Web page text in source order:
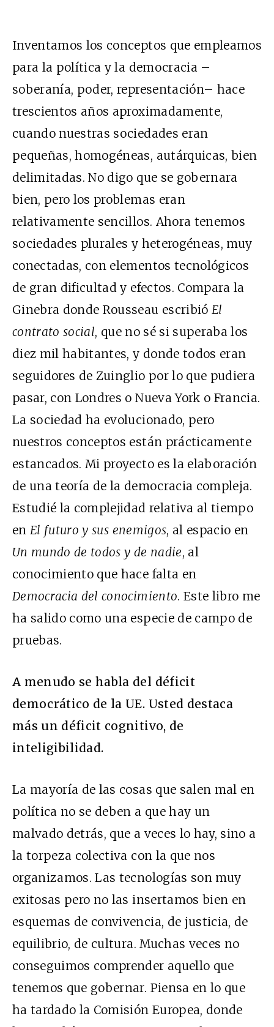
Inventamos los conceptos que empleamos
para la política y la democracia –
soberanía, poder, representación– hace
trescientos años aproximadamente,
cuando nuestras sociedades eran
pequeñas, homogéneas, autárquicas, bien
delimitadas. No digo que se gobernara
bien, pero los problemas eran
relativamente sencillos. Ahora tenemos
sociedades plurales y heterogéneas, muy
conectadas, con elementos tecnológicos
de gran dificultad y efectos. Compara la
Ginebra donde Rousseau escribió El
contrato social, que no sé si superaba los
diez mil habitantes, y donde todos eran
seguidores de Zuinglio por lo que pudiera
pasar, con Londres o Nueva York o Francia.
La sociedad ha evolucionado, pero
nuestros conceptos están prácticamente
estancados. Mi proyecto es la elaboración
de una teoría de la democracia compleja.
Estudié la complejidad relativa al tiempo
enEl futuro y sus enemigos, al espacio en
Un mundo de todos y de nadie, al
conocimiento que hace falta en
Democracia del conocimiento. Este libro me
ha salido como una especie de campo de
pruebas.
A menudo se habla del déficit
democrático de la UE. Usted destaca
más un déficit cognitivo, de
inteligibilidad.
La mayoría de las cosas que salen mal en
política no se deben a que hay un
malvado detrás, que a veces lo hay, sino a
la torpeza colectiva con la que nos
organizamos. Las tecnologías son muy
exitosas pero no las insertamos bien en
esquemas de convivencia, de justicia, de
equilibrio, de cultura. Muchas veces no
conseguimos comprender aquello que
tenemos que gobernar. Piensa en lo que
ha tardado la Comisión Europea, donde